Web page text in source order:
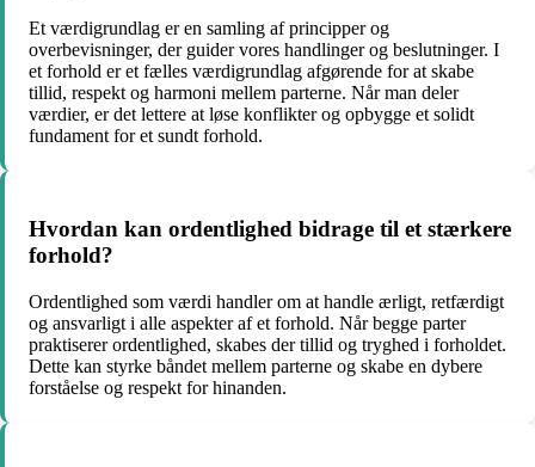
Et værdigrundlag er en samling af principper og
overbevisninger, der guider vores handlinger og beslutninger. I
et forhold er et fælles værdigrundlag afgørende for at skabe
tillid, respekt og harmoni mellem parterne. Når man deler
værdier, er det lettere at løse konflikter og opbygge et solidt
fundament for et sundt forhold.
Hvordan kan ordentlighed bidrage til et stærkere
forhold?
Ordentlighed som værdi handler om at handle ærligt, retfærdigt
og ansvarligt i alle aspekter af et forhold. Når begge parter
praktiserer ordentlighed, skabes der tillid og tryghed i forholdet.
Dette kan styrke båndet mellem parterne og skabe en dybere
forståelse og respekt for hinanden.